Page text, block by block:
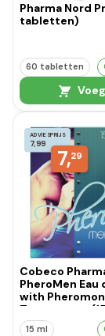
Pharma Nord
tabletten)
60 tabletten
ADVIESPRIJS
7,99
7,29
Cobeco
PheroMen
with
Transparant
15 ml